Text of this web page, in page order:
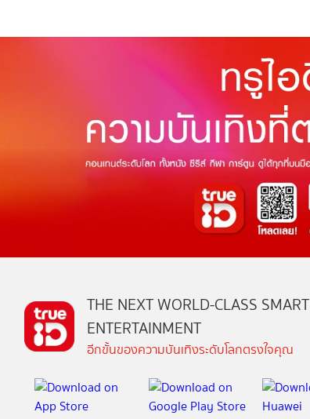
THE NEXT WORLD-CLASS SMART
ENTERTAINMENT
อีกขั้นของความบันเทิงระดับโลกตรงใจคุณ